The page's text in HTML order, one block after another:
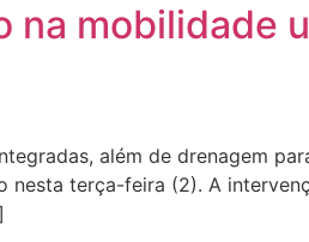
na mobilidade
além de drenagem
terça-feira (2). A